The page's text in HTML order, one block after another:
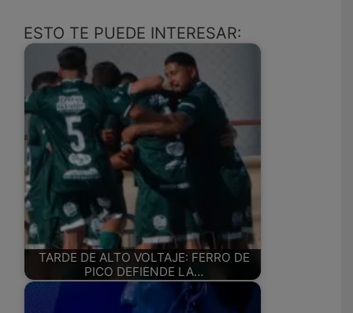
ESTO TE PUEDE INTERESAR:
TARDE DE ALTO VOLTAJE: FERRO DE
PICO DEFIENDE LA…